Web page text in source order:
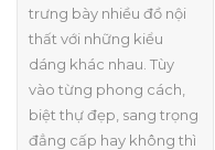
trưng bày nhiều đồ nội
thất với những kiểu
dáng khác nhau. Tùy
vào từng phong cách,
biệt thự đẹp, sang trọng
đẳng cấp hay không thì